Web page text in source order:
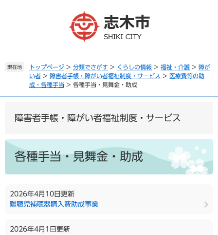
本
現在地 トップページ > 分類でさがす > くらしの情報 > 福祉・介護 > 障が
い者 > 障害者手帳・障がい者福祉制度・サービス > 医療費等の助
成・各種手当 > 各種手当・見舞金・助成
障害者手帳・障がい者福祉制度・サービス
本
各種手当・見舞金・助成
2026年4月10日更新
難聴児補聴器購入費助成事業
2026年4月1日更新